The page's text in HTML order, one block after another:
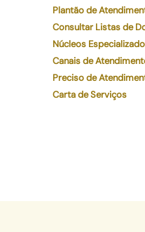
Plantão de
Consultar Listas de
Núcleos
Canais de
Preciso de
Carta de Serviços